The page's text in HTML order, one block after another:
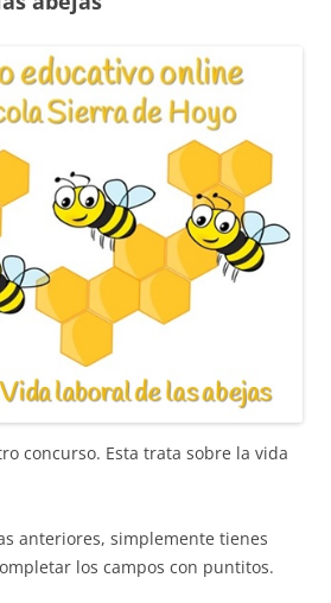
concurso. Esta trata sobre la vida
anteriores, simplemente tienes
los campos con puntitos.